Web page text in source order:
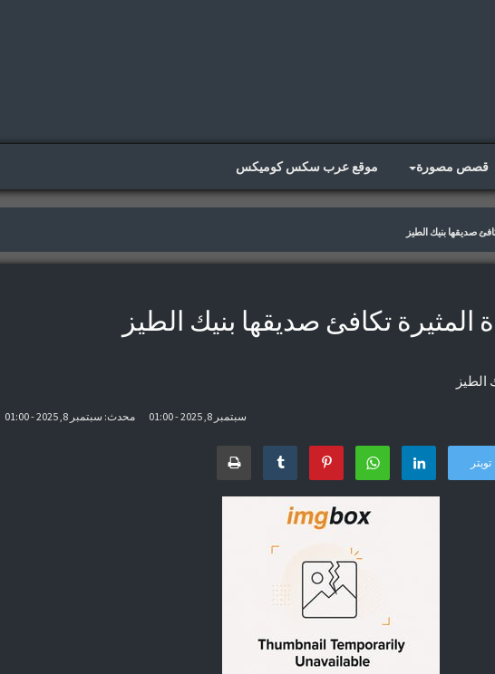
قصص مصورة موقع عرب سكس كوميكس
صديقها بنيك الطيز
المثيرة تكافئ صديقها بنيك الطيز
الطيز
سبتمبر 8, 2025 - 01:00 محدث: سبتمبر 8, 2025 - 01:00
تويتر